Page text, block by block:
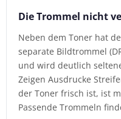
Die Trommel nicht
Neben dem Toner hat
separate Bildtrommel
und wird deutlich
Zeigen Ausdrucke
der Toner frisch ist, ist
Passende Trommeln